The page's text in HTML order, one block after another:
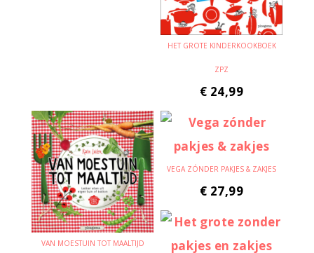
HET GROTE KINDERKOOKBOEK
ZPZ
€ 24,99
VAN MOESTUIN TOT MAALTIJD
VEGA ZÓNDER PAKJES & ZAKJES
€ 27,99